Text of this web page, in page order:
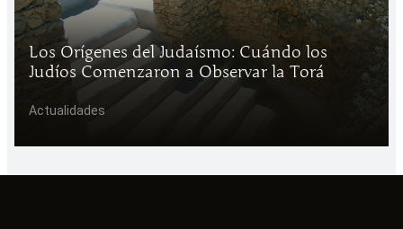
Los Orígenes del Judaísmo: Cuándo los
Judíos Comenzaron a Observar la Torá
Actualidades